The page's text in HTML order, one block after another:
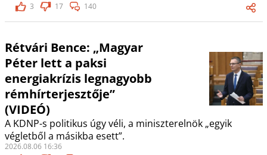
3
17 140
Rétvári Bence: „Magyar
Péter lett a paksi
energiakrízis legnagyobb
rémhírterjesztője”
(VIDEÓ)
A KDNP-s politikus úgy véli, a miniszterelnök „egyik
végletből a másikba esett”.
2026.08.06 16:36